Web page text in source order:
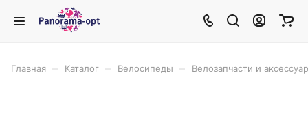
Главная Каталог Велосипеды Велозапчасти и